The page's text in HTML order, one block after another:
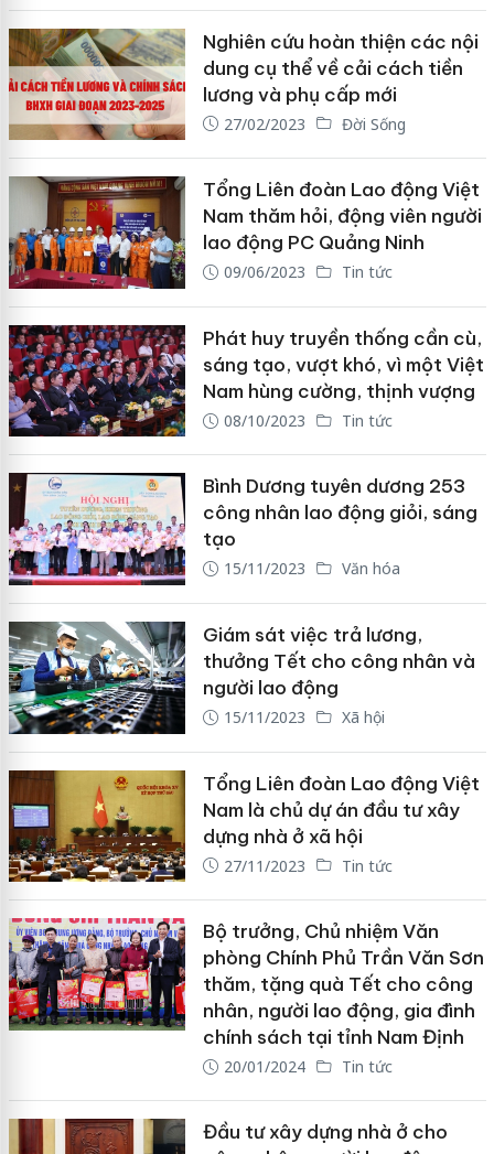
Nghiên cứu hoàn thiện các nội
dung cụ thể về cải cách tiền
lương và phụ cấp mới
27/02/2023 Đời Sống
Tổng Liên đoàn Lao động Việt
Nam thăm hỏi, động viên người
lao động PC Quảng Ninh
09/06/2023 Tin tức
Phát huy truyền thống cần cù,
sáng tạo, vượt khó, vì một Việt
Nam hùng cường, thịnh vượng
08/10/2023 Tin tức
Bình Dương tuyên dương 253
công nhân lao động giỏi, sáng
tạo
15/11/2023 Văn hóa
Giám sát việc trả lương,
thưởng Tết cho công nhân và
người lao động
15/11/2023 Xã hội
Tổng Liên đoàn Lao động Việt
Nam là chủ dự án đầu tư xây
dựng nhà ở xã hội
27/11/2023 Tin tức
Bộ trưởng, Chủ nhiệm Văn
phòng Chính Phủ Trần Văn Sơn
thăm, tặng quà Tết cho công
nhân, người lao động, gia đình
chính sách tại tỉnh Nam Định
20/01/2024 Tin tức
Đầu tư xây dựng nhà ở cho